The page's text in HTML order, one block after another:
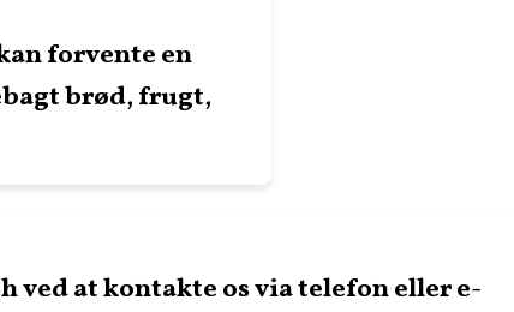
forvente en
brød, frugt,
at kontakte os via telefon eller e-